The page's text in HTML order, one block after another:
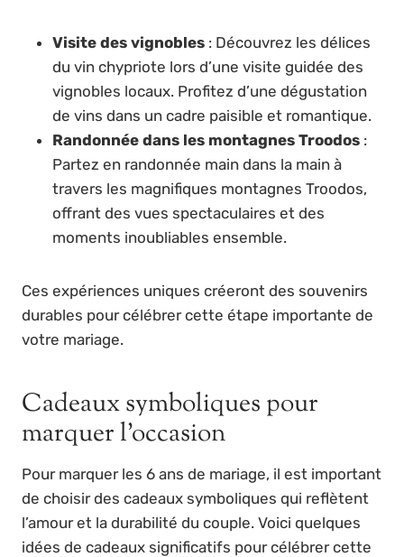
Visite des vignobles : Découvrez les délices
du vin chypriote lors d’une visite guidée des
vignobles locaux. Profitez d’une dégustation
de vins dans un cadre paisible et romantique.
Randonnée dans les montagnes Troodos :
Partez en randonnée main dans la main à
travers les magnifiques montagnes Troodos,
offrant des vues spectaculaires et des
moments inoubliables ensemble.
Ces expériences uniques créeront des souvenirs
durables pour célébrer cette étape importante de
votre mariage.
Cadeaux symboliques pour
marquer l’occasion
Pour marquer les 6 ans de mariage, il est important
de choisir des cadeaux symboliques qui reflètent
l’amour et la durabilité du couple. Voici quelques
idées de cadeaux significatifs pour célébrer cette